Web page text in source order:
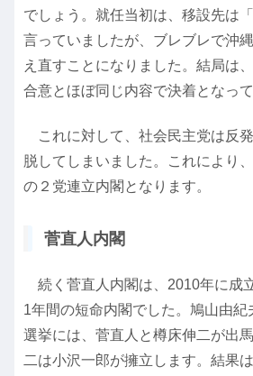
でしょう。就任当初は、移設先は
言っていましたが、ブレブレで沖
え直すことになりました。結局は
合意とほぼ同じ内容で決着となっ
これに対して、社会民主党は反
脱してしまいました。これにより
の２党連立内閣となります。
菅直人内閣
続く菅直人内閣は、2010年に成
1年間の短命内閣でした。鳩山由紀
選挙には、菅直人と樽床伸二が出
二は小沢一郎が擁立します。結果